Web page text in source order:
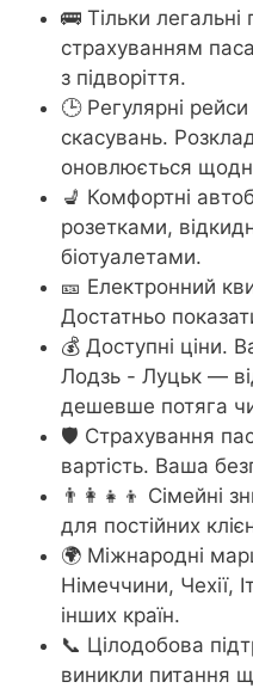
🚌 Тільки легальні
страхуванням
з підворіття.
🕒 Регулярні
скасувань.
оновлюється
💺 Комфортні
розетками,
біотуалетами.
🎫 Електронний
Достатньо
💰 Доступні ціни.
Лодзь - Луцьк —
дешевше потяга
🛡️ Страхування
вартість. Ваша
👨‍👩‍👧‍👦 Сімейні
для постійних
🌍 Міжнародні
Німеччини, Чехії,
інших країн.
📞 Цілодобова
виникли питання